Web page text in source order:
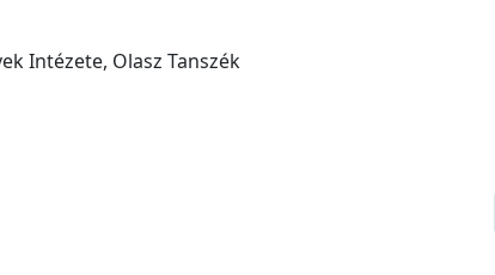
Intézete, Olasz Tanszék